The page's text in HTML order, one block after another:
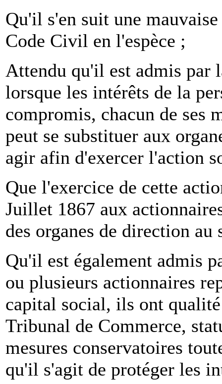
Qu'il s'en suit une
Code Civil en l'espèce ;
Attendu qu'il est admis par
lorsque les intérêts de la
compromis, chacun de ses
peut se substituer aux
agir afin d'exercer l'action
Que l'exercice de cette
Juillet 1867 aux
des organes de direction au
Qu'il est également admis
ou plusieurs actionnaires
capital social, ils ont
Tribunal de Commerce,
mesures conservatoires
qu'il s'agit de protéger les